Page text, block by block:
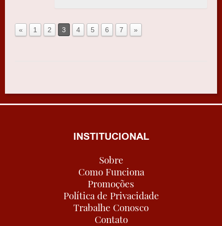
« 1 2 3 4 5 6 7 »
INSTITUCIONAL
Sobre
Como Funciona
Promoções
Política de Privacidade
Trabalhe Conosco
Contato